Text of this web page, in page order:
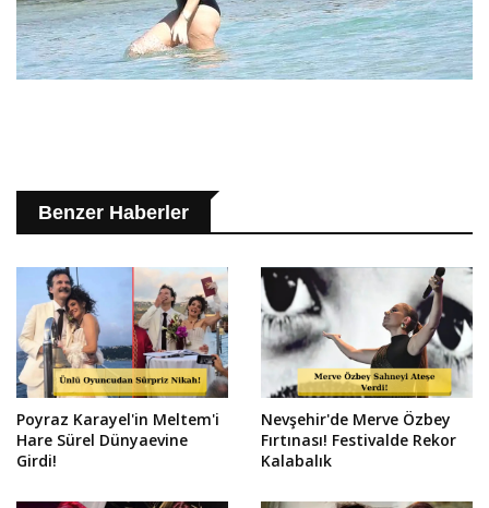
Benzer Haberler
Poyraz Karayel'in Meltem'i
Hare Sürel Dünyaevine
Girdi!
Nevşehir'de Merve Özbey
Fırtınası! Festivalde Rekor
Kalabalık